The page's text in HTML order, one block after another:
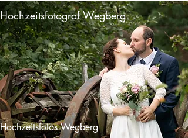
Hochzeitsfotograf Wegberg
Hochzeitsfotos Wegberg